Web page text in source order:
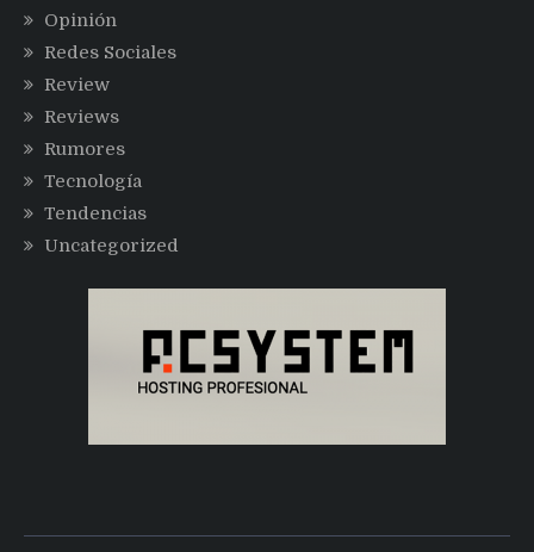
Opinión
Redes Sociales
Review
Reviews
Rumores
Tecnología
Tendencias
Uncategorized